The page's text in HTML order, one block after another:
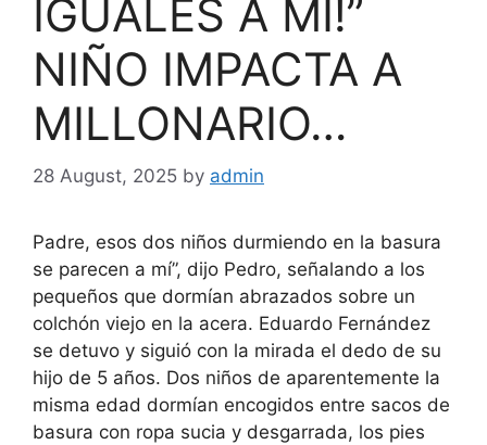
IGUALES A MÍ!”
NIÑO IMPACTA A
MILLONARIO…
28 August, 2025 by admin
Padre, esos dos niños durmiendo en la basura
se parecen a mí”, dijo Pedro, señalando a los
pequeños que dormían abrazados sobre un
colchón viejo en la acera. Eduardo Fernández
se detuvo y siguió con la mirada el dedo de su
hijo de 5 años. Dos niños de aparentemente la
misma edad dormían encogidos entre sacos de
basura con ropa sucia y desgarrada, los pies